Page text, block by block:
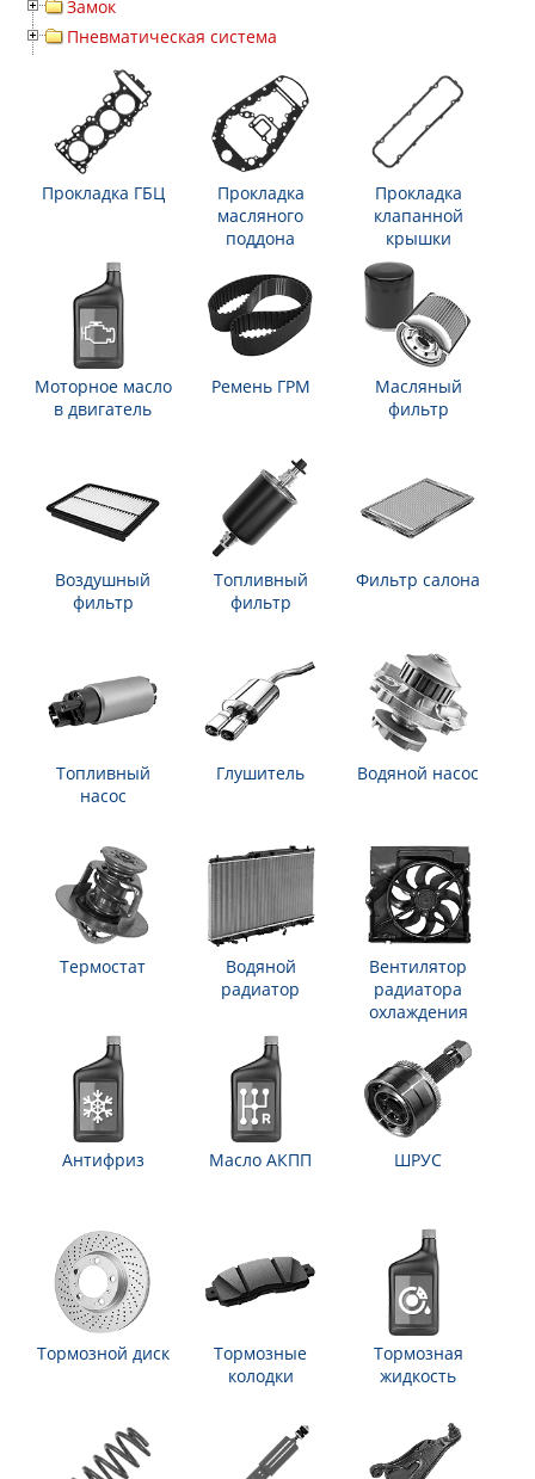
Замок
Пневматическая система
Прокладка ГБЦ
Прокладка
масляного
поддона
Прокладка
клапанной
крышки
Моторное масло
в двигатель
Ремень ГРМ
Масляный
фильтр
Воздушный
фильтр
Топливный
фильтр
Фильтр салона
Топливный
насос
Глушитель Водяной насос
Термостат
Водяной
радиатор
Вентилятор
радиатора
охлаждения
Антифриз Масло АКПП ШРУС
Тормозной диск
Тормозные
колодки
Тормозная
жидкость